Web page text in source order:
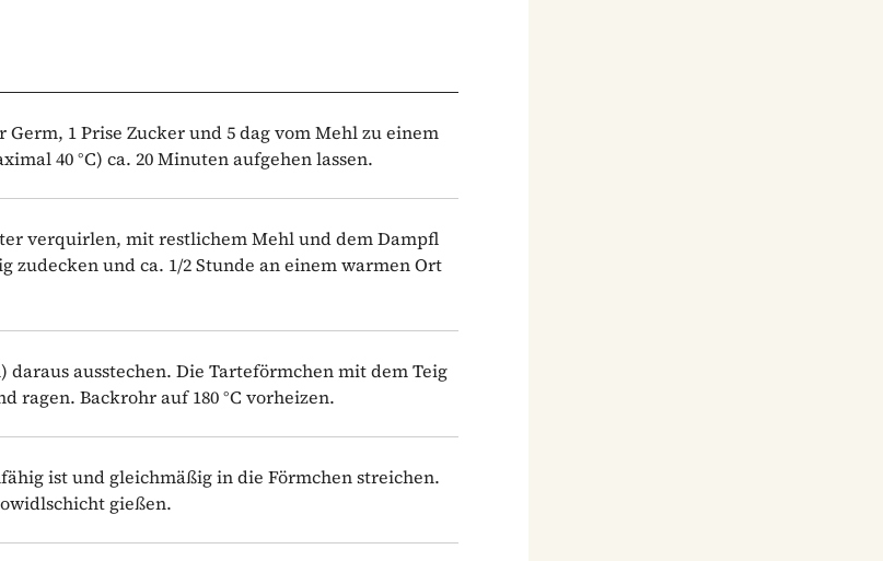
1 Prise Zucker und 5 dag vom Mehl zu einem
40 °C) ca. 20 Minuten aufgehen lassen.
verquirlen, mit restlichem Mehl und dem Dampfl
zudecken und ca. 1/2 Stunde an einem warmen Ort
daraus ausstechen. Die Tarteförmchen mit dem Teig
ragen. Backrohr auf 180 °C vorheizen.
ist und gleichmäßig in die Förmchen streichen.
gießen.